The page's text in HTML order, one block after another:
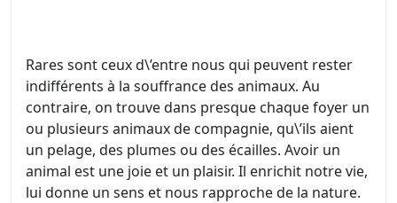
Rares sont ceux d\’entre nous qui peuvent rester
indifférents à la souffrance des animaux. Au
contraire, on trouve dans presque chaque foyer un
ou plusieurs animaux de compagnie, qu\’ils aient
un pelage, des plumes ou des écailles. Avoir un
animal est une joie et un plaisir. Il enrichit notre vie,
lui donne un sens et nous rapproche de la nature.